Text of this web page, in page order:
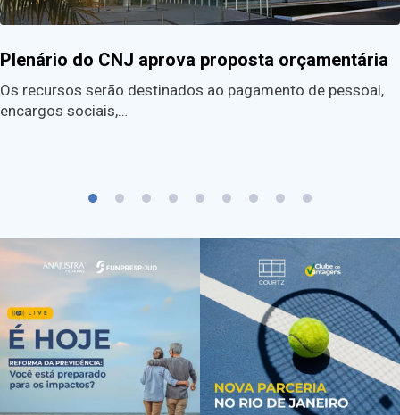
Plenário do CNJ aprova proposta orçamentária
Os recursos serão destinados ao pagamento de pessoal,
encargos sociais,…